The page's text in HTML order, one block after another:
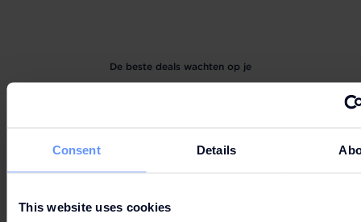
Consent Details
This website uses cookies
De beste deals wachten op je
LET'S GO
SHOPPING